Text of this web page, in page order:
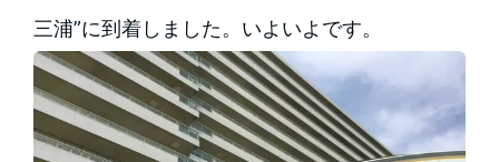
三浦”に到着しました。いよいよです。